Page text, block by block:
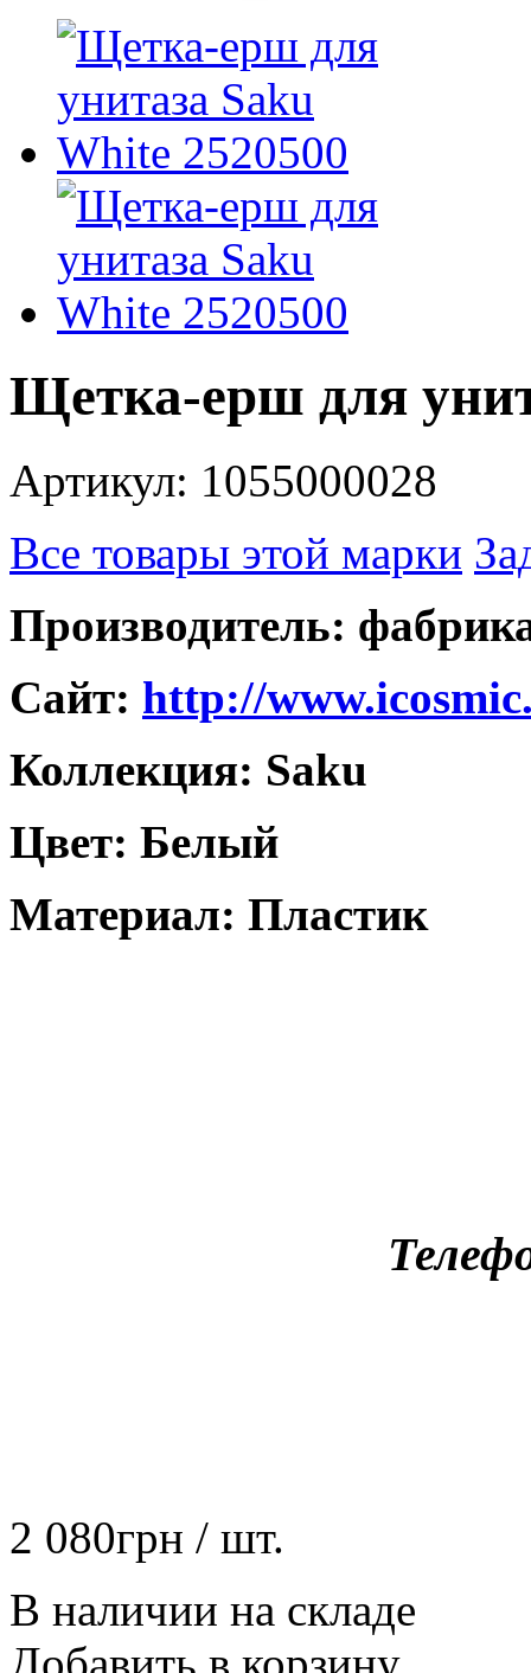
Щетка-ерш для
Артикул: 1055000028
Все товары этой марки
Производитель:
Caйт: http://
Коллекция: Saku
Цвет: Белый
Материал: Пластик
2 080грн / шт.
В наличии на складе